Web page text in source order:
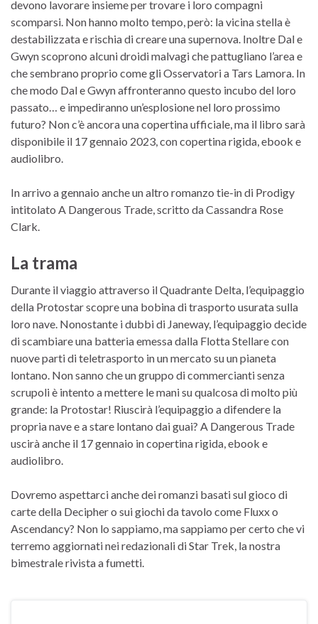
devono lavorare insieme per trovare i loro compagni
scomparsi. Non hanno molto tempo, però: la vicina stella è
destabilizzata e rischia di creare una supernova. Inoltre Dal e
Gwyn scoprono alcuni droidi malvagi che pattugliano l’area e
che sembrano proprio come gli Osservatori a Tars Lamora. In
che modo Dal e Gwyn affronteranno questo incubo del loro
passato… e impediranno un’esplosione nel loro prossimo
futuro? Non c’è ancora una copertina ufficiale, ma il libro sarà
disponibile il 17 gennaio 2023, con copertina rigida, ebook e
audiolibro.
In arrivo a gennaio anche un altro romanzo tie-in di Prodigy
intitolato A Dangerous Trade, scritto da Cassandra Rose
Clark.
La trama
Durante il viaggio attraverso il Quadrante Delta, l’equipaggio
della Protostar scopre una bobina di trasporto usurata sulla
loro nave. Nonostante i dubbi di Janeway, l’equipaggio decide
di scambiare una batteria emessa dalla Flotta Stellare con
nuove parti di teletrasporto in un mercato su un pianeta
lontano. Non sanno che un gruppo di commercianti senza
scrupoli è intento a mettere le mani su qualcosa di molto più
grande: la Protostar! Riuscirà l’equipaggio a difendere la
propria nave e a stare lontano dai guai? A Dangerous Trade
uscirà anche il 17 gennaio in copertina rigida, ebook e
audiolibro.
Dovremo aspettarci anche dei romanzi basati sul gioco di
carte della Decipher o sui giochi da tavolo come Fluxx o
Ascendancy? Non lo sappiamo, ma sappiamo per certo che vi
terremo aggiornati nei redazionali di Star Trek, la nostra
bimestrale rivista a fumetti.